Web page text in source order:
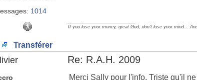
1014
If you lose your money, great God, don't lose your mind...
Transférer
Re: R.A.H. 2009
Merci Sally pour l'info. Triste qu'il